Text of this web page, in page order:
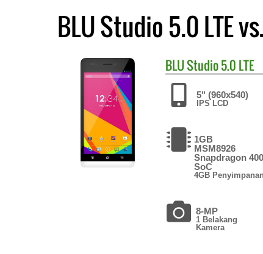
BLU Studio 5.0 LTE
BLUStudio 5.0 LTE
5" (960x540)
IPS LCD
1GB
MSM8926
Snapdragon 400
SoC
4GB Penyimpanan
8-MP
1 Belakang
Kamera